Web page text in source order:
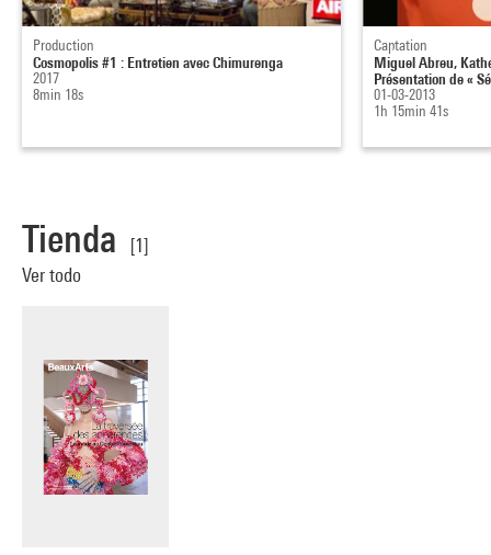
Production
Cosmopolis #1 : Entretien avec Chimurenga
2017
8min 18s
Captation
Miguel Abreu,
Présentation de «
01-03-2013
1h 15min 41s
Tienda
[1]
Ver todo